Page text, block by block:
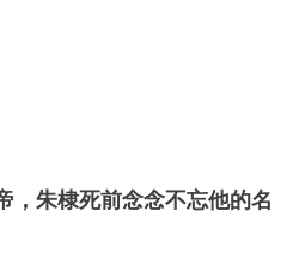
，朱棣死前念念不忘他的名